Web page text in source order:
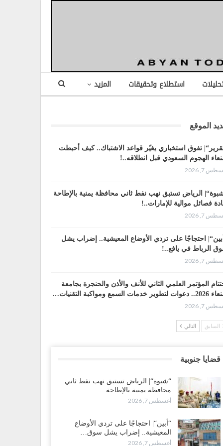
استطلاع وتحقيقات المزيد
الموقع
تفوق استخباري يغيّر قواعد الاشتباك.. كيف أحبطت
الهجوم السعودي قبل انطلاقه..!
7, 2026
الرياض تستبق نهب نفط ثاني محافظة يمنية بالإطاحة
فصائل موالية للإمارات..!
7, 2026
احتجاجًا على تردي الأوضاع المعيشية.. إضراب يشل
الرباط في يافع..!
7, 2026
المؤتمر العلمي الثاني للأنف والأذن والحنجرة بجامعة
خدمات السمع ومواكبة التقنيات…
7, 2026
عصيان مدني واسع ورفض للتجنيد السعودي
لإقالات واسعة وإعادة ترتيب المشهد العسكري..!
6, 2026
صنعاء تربك التحشيدات السعودية شرق اليمن.. خسائر
وانسحابات وفوضى تعصف بمعسكرات حضرموت
السابق التالي
قضايا جنوبية
“شبوة“| الرياض تستبق نهب نفط ثاني
محافظة يمنية بالإطاحة…
أغسطس 7, 2026
“أبين“| احتجاجًا على تردي الأوضاع
المعيشية.. إضراب يشل سوق…
أغسطس 7, 2026